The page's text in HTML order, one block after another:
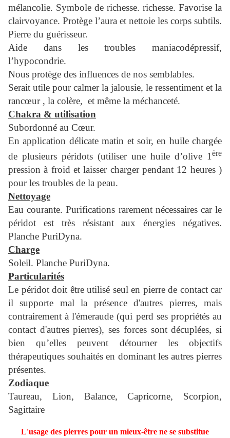
mélancolie. Symbole de richesse. richesse. Favorise la
clairvoyance. Protège l’aura et nettoie les corps subtils.
Pierre du guérisseur.
Aide dans les troubles maniacodépressif,
l’hypocondrie.
Nous protège des influences de nos semblables.
Serait utile pour calmer la jalousie, le ressentiment et la
rancœur , la colère, et même la méchanceté.
Chakra & utilisation
Subordonné au Cœur.
En application délicate matin et soir, en huile chargée
de plusieurs péridots (utiliser une huile d’olive 1ère
pression à froid et laisser charger pendant 12 heures )
pour les troubles de la peau.
Nettoyage
Eau courante. Purifications rarement nécessaires car le
péridot est très résistant aux énergies négatives.
Planche PuriDyna.
Charge
Soleil. Planche PuriDyna.
Particularités
Le péridot doit être utilisé seul en pierre de contact car
il supporte mal la présence d'autres pierres, mais
contrairement à l'émeraude (qui perd ses propriétés au
contact d'autres pierres), ses forces sont décuplées, si
bien qu’elles peuvent détourner les objectifs
thérapeutiques souhaités en dominant les autres pierres
présentes.
Zodiaque
Taureau, Lion, Balance, Capricorne, Scorpion,
Sagittaire
L'usage des pierres pour un mieux-être ne se substitue